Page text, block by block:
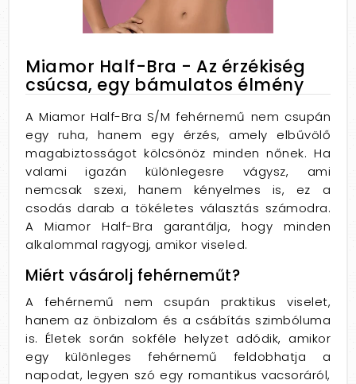
Miamor Half-Bra - Az érzékiség
csúcsa, egy bámulatos élmény
A Miamor Half-Bra S/M fehérnemű nem csupán
egy ruha, hanem egy érzés, amely elbűvölő
magabiztosságot kölcsönöz minden nőnek. Ha
valami igazán különlegesre vágysz, ami
nemcsak szexi, hanem kényelmes is, ez a
csodás darab a tökéletes választás számodra.
A Miamor Half-Bra garantálja, hogy minden
alkalommal ragyogj, amikor viseled.
Miért vásárolj fehérneműt?
A fehérnemű nem csupán praktikus viselet,
hanem az önbizalom és a csábítás szimbóluma
is. Életek során sokféle helyzet adódik, amikor
egy különleges fehérnemű feldobhatja a
napodat, legyen szó egy romantikus vacsoráról,